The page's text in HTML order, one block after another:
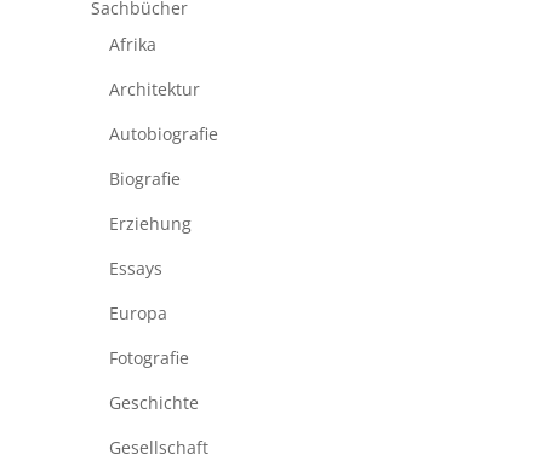
Sachbücher
Afrika
Architektur
Autobiografie
Biografie
Erziehung
Essays
Europa
Fotografie
Geschichte
Gesellschaft